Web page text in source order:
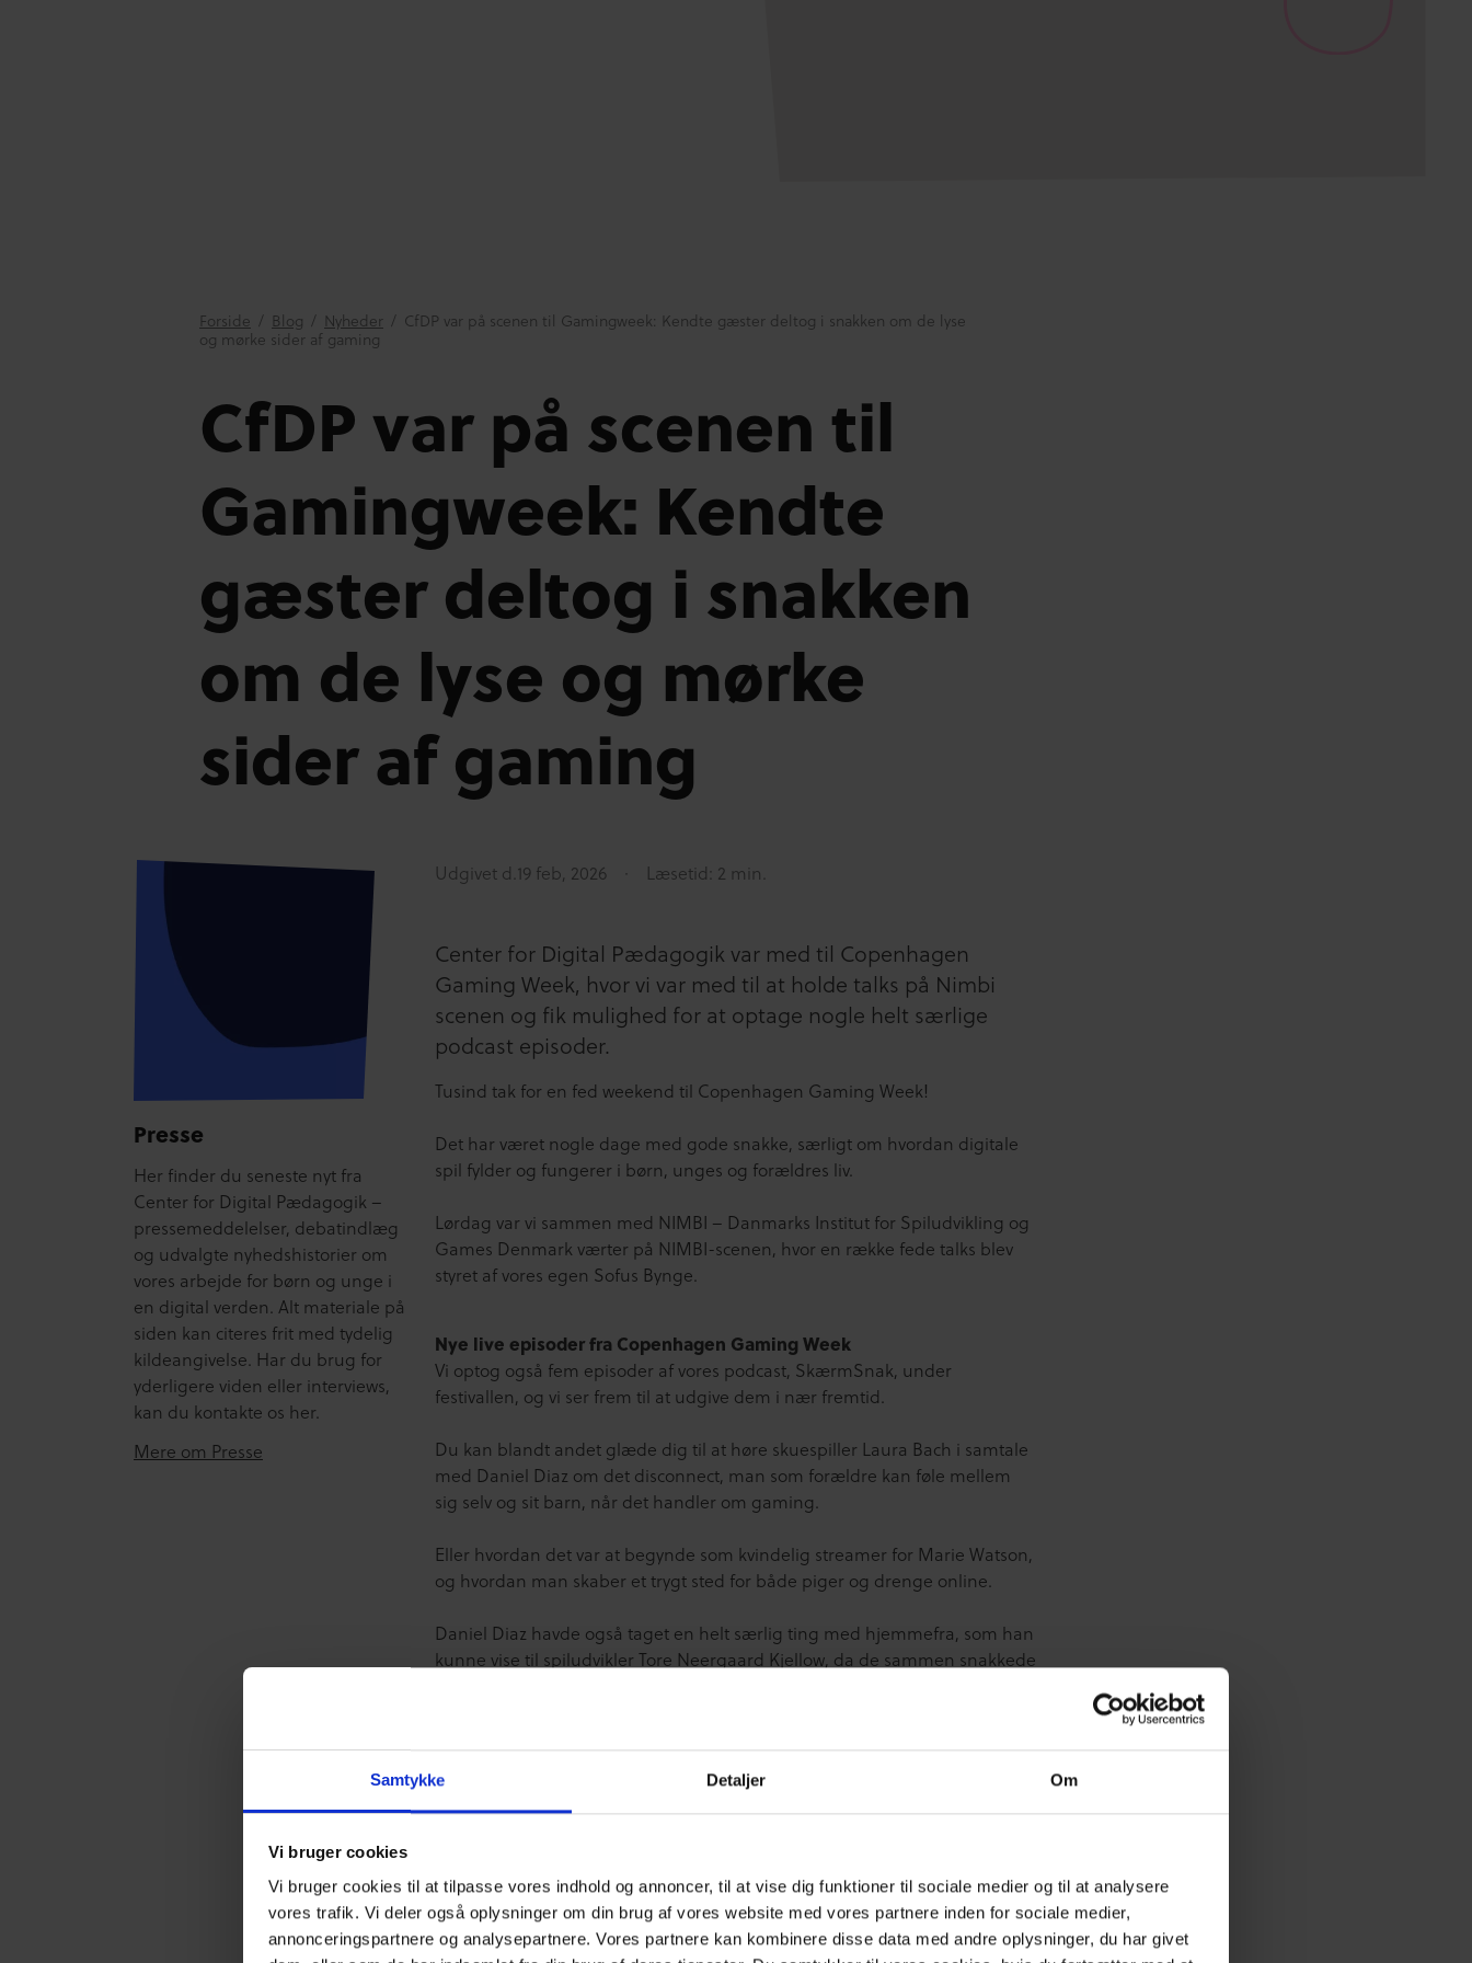
Samtykke Detaljer Om
Vi bruger cookies
Vi bruger cookies til at tilpasse vores indhold og annoncer, til at vise dig funktioner til sociale medier og til at analysere
vores trafik. Vi deler også oplysninger om din brug af vores website med vores partnere inden for sociale medier,
annonceringspartnere og analysepartnere. Vores partnere kan kombinere disse data med andre oplysninger, du har givet
Forside / Blog / Nyheder / CfDP var på scenen til Gamingweek: Kendte gæster deltog i snakken om de lyse
og mørke sider af gaming
CfDP var på scenen til
Gamingweek: Kendte
gæster deltog i snakken
om de lyse og mørke
sider af gaming
Presse
Her finder du seneste nyt fra
Center for Digital Pædagogik –
pressemeddelelser, debatindlæg
og udvalgte nyhedshistorier om
vores arbejde for børn og unge i
en digital verden. Alt materiale på
siden kan citeres frit med tydelig
kildeangivelse. Har du brug for
yderligere viden eller interviews,
kan du kontakte os her.
Mere om Presse
Udgivet d. 19 feb, 2026 Læsetid: 2 min.
Center for Digital Pædagogik var med til Copenhagen
Gaming Week, hvor vi var med til at holde talks på Nimbi
scenen og fik mulighed for at optage nogle helt særlige
podcast episoder.
Tusind tak for en fed weekend til Copenhagen Gaming Week!
Det har været nogle dage med gode snakke, særligt om hvordan digitale
spil fylder og fungerer i børn, unges og forældres liv.
Lørdag var vi sammen med NIMBI – Danmarks Institut for Spiludvikling og
Games Denmark værter på NIMBI-scenen, hvor en række fede talks blev
styret af vores egen Sofus Bynge.
Nye live episoder fra Copenhagen Gaming Week
Vi optog også fem episoder af vores podcast, SkærmSnak, under
festivallen, og vi ser frem til at udgive dem i nær fremtid.
Du kan blandt andet glæde dig til at høre skuespiller Laura Bach i samtale
med Daniel Diaz om det disconnect, man som forældre kan føle mellem
sig selv og sit barn, når det handler om gaming.
Eller hvordan det var at begynde som kvindelig streamer for Marie Watson,
og hvordan man skaber et trygt sted for både piger og drenge online.
Daniel Diaz havde også taget en helt særlig ting med hjemmefra, som han
kunne vise til spiludvikler Tore Neergaard Kjellow, da de sammen snakkede
og forfatter og forsker i gaming, Anne Fiskaali.
Vi håber, du vil lytte og følge med de kommende uger!